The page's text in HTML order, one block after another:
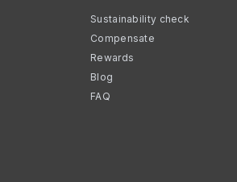
Sustainability check
Compensate
Rewards
Blog
FAQ